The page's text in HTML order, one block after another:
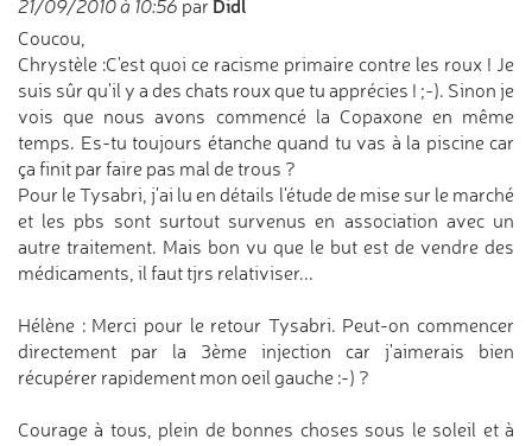
21/09/2010 à 10:56 par Didl
Coucou,
Chrystèle :C'est quoi ce racisme primaire contre les roux ! Je
suis sûr qu'il y a des chats roux que tu apprécies ! ;-). Sinon je
vois que nous avons commencé la Copaxone en même
temps. Es-tu toujours étanche quand tu vas à la piscine car
ça finit par faire pas mal de trous ?
Pour le Tysabri, j'ai lu en détails l'étude de mise sur le marché
et les pbs sont surtout survenus en association avec un
autre traitement. Mais bon vu que le but est de vendre des
médicaments, il faut tjrs relativiser...
Hélène : Merci pour le retour Tysabri. Peut-on commencer
directement par la 3ème injection car j'aimerais bien
récupérer rapidement mon oeil gauche :-) ?
Courage à tous, plein de bonnes choses sous le soleil et à